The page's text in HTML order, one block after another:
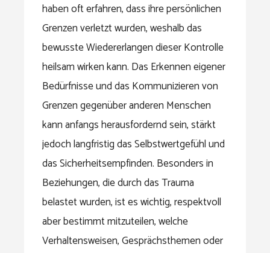
haben oft erfahren, dass ihre persönlichen
Grenzen verletzt wurden, weshalb das
bewusste Wiedererlangen dieser Kontrolle
heilsam wirken kann. Das Erkennen eigener
Bedürfnisse und das Kommunizieren von
Grenzen gegenüber anderen Menschen
kann anfangs herausfordernd sein, stärkt
jedoch langfristig das Selbstwertgefühl und
das Sicherheitsempfinden. Besonders in
Beziehungen, die durch das Trauma
belastet wurden, ist es wichtig, respektvoll
aber bestimmt mitzuteilen, welche
Verhaltensweisen, Gesprächsthemen oder